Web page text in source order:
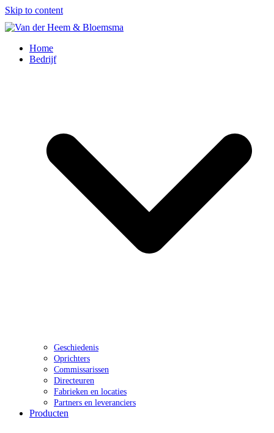
Skip to content
Home
Bedrijf
Geschiedenis
Oprichters
Commissarissen
Directeuren
Fabrieken en locaties
Partners en leveranciers
Producten